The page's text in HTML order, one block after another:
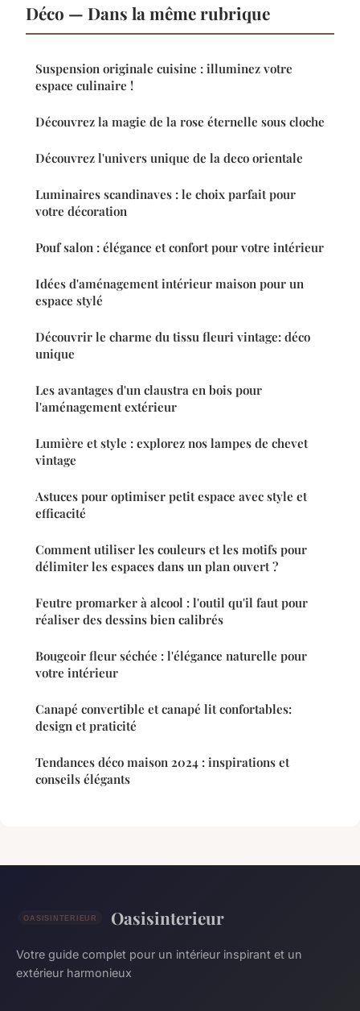
Déco — Dans la même rubrique
Suspension originale cuisine : illuminez votre
espace culinaire !
Découvrez la magie de la rose éternelle sous cloche
Découvrez l'univers unique de la deco orientale
Luminaires scandinaves : le choix parfait pour
votre décoration
Pouf salon : élégance et confort pour votre intérieur
Idées d'aménagement intérieur maison pour un
espace stylé
Découvrir le charme du tissu fleuri vintage: déco
unique
Les avantages d'un claustra en bois pour
l'aménagement extérieur
Lumière et style : explorez nos lampes de chevet
vintage
Astuces pour optimiser petit espace avec style et
efficacité
Comment utiliser les couleurs et les motifs pour
délimiter les espaces dans un plan ouvert ?
Feutre promarker à alcool : l'outil qu'il faut pour
réaliser des dessins bien calibrés
Bougeoir fleur séchée : l'élégance naturelle pour
votre intérieur
Canapé convertible et canapé lit confortables:
design et praticité
Tendances déco maison 2024 : inspirations et
conseils élégants
Oasisinterieur
Votre guide complet pour un intérieur inspirant et un
extérieur harmonieux